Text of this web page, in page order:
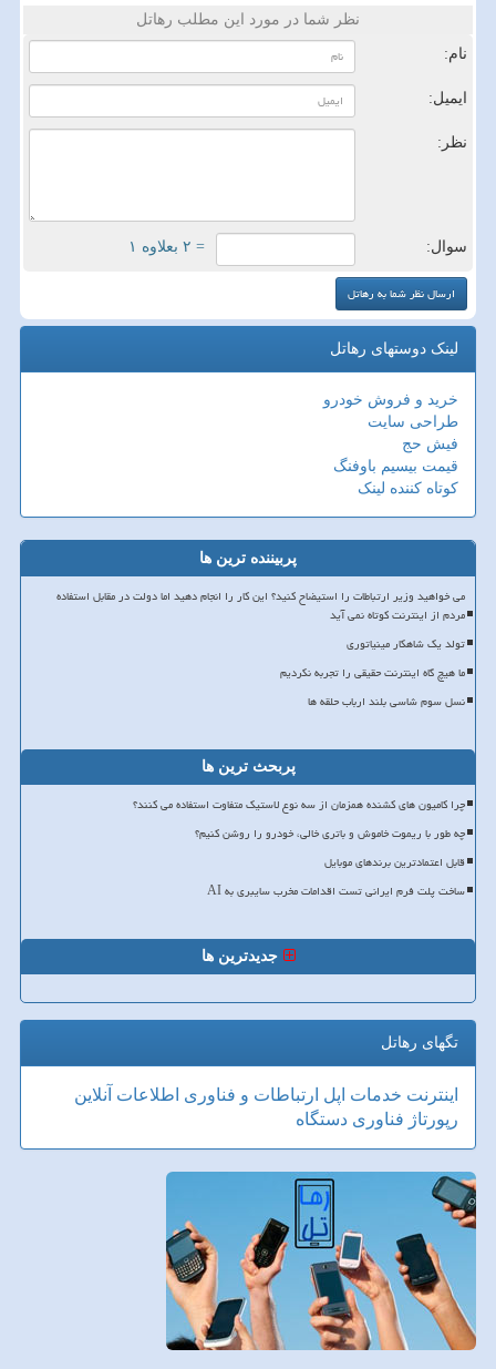
نظر شما در مورد این مطلب رهاتل
نام:
ایمیل:
نظر:
سوال: = ۲ بعلاوه ۱
لینک دوستهای رهاتل
خرید و فروش خودرو
طراحی سایت
فیش حج
قیمت بیسیم باوفنگ
کوتاه کننده لینک
پربیننده ترین ها
می خواهید وزیر ارتباطات را استیضاح کنید؟ این کار را انجام دهید اما دولت در مقابل استفاده
مردم از اینترنت کوتاه نمی آید
تولد یک شاهکار مینیاتوری
ما هیچ گاه اینترنت حقیقی را تجربه نکردیم
نسل سوم شاسی بلند ارباب حلقه ها
پربحث ترین ها
چرا کامیون های کشنده همزمان از سه نوع لاستیک متفاوت استفاده می کنند؟
چه طور با ریموت خاموش و باتری خالی، خودرو را روشن کنیم؟
قابل اعتمادترین برندهای موبایل
ساخت پلت فرم ایرانی تست اقدامات مخرب سایبری به AI
جدیدترین ها
تگهای رهاتل
اینترنت خدمات اپل ارتباطات و فناوری اطلاعات آنلاین
رپورتاژ فناوری دستگاه